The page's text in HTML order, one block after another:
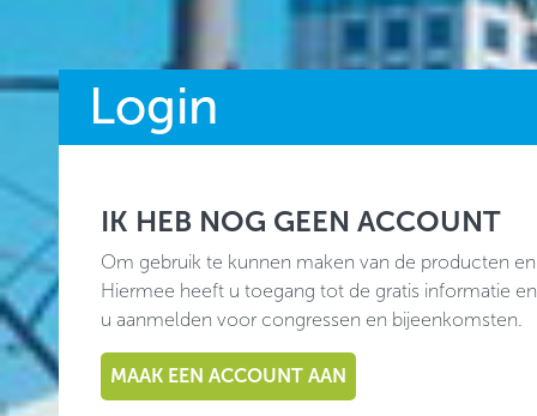
Login
IK HEB NOG GEEN ACCOUNT
Om gebruik te kunnen maken van de producten
Hiermee heeft u toegang tot de gratis informatie
u aanmelden voor congressen en bijeenkomsten.
MAAK EEN ACCOUNT AAN